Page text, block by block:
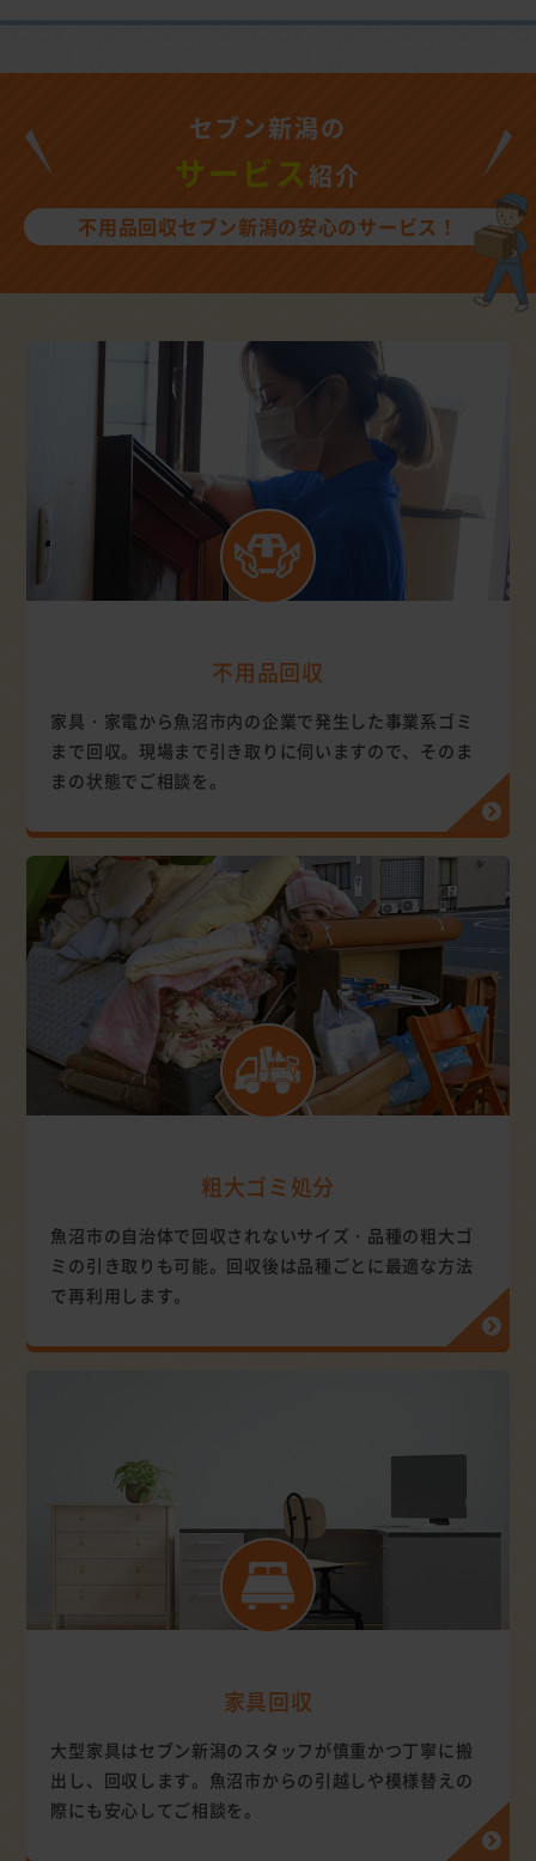
セブン新潟の
サービス 紹介
不用品回収セブン新潟の安心のサービス！
不用品回収
家具・家電から魚沼市内の企業で発生した事業系ゴミ
まで回収。現場まで引き取りに伺いますので、そのま
まの状態でご相談を。
粗大ゴミ処分
魚沼市の自治体で回収されないサイズ・品種の粗大ゴ
ミの引き取りも可能。回収後は品種ごとに最適な方法
で再利用します。
家具回収
大型家具はセブン新潟のスタッフが慎重かつ丁寧に搬
出し、回収します。魚沼市からの引越しや模様替えの
際にも安心してご相談を。